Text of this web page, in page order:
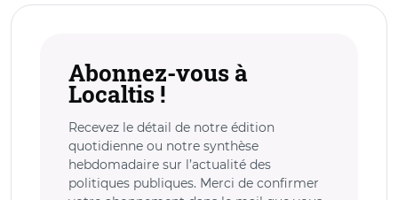
Abonnez-vous à
Localtis !
Recevez le détail de notre édition
quotidienne ou notre synthèse
hebdomadaire sur l’actualité des
politiques publiques. Merci de confirmer